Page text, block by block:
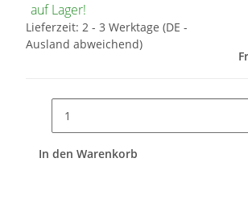
auf Lager!
Lieferzeit: 2 - 3 Werktage (DE -
Ausland abweichend)
In den Warenkorb